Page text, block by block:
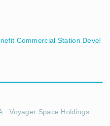
Commercial Station Devel
Voyager Space Holdings